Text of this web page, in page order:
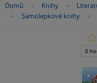
Nacházíte
Domů »Knihy »
»
Samolepkové knihy
0